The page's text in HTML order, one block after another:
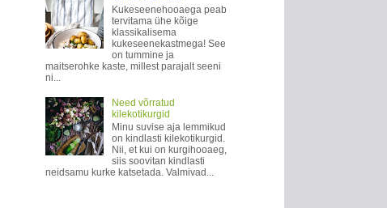
Kukeseenehooaega peab
tervitama ühe kõige
klassikalisema
kukeseenekastmega! See
on tummine ja
maitserohke kaste, millest parajalt seeni
ni...
Need võrratud
kilekotikurgid
Minu suvise aja lemmikud
on kindlasti kilekotikurgid.
Nii, et kui on kurgihooaeg,
siis soovitan kindlasti
neidsamu kurke katsetada. Valmivad...